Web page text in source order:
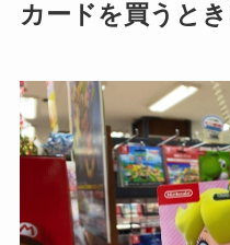
カードを買うと